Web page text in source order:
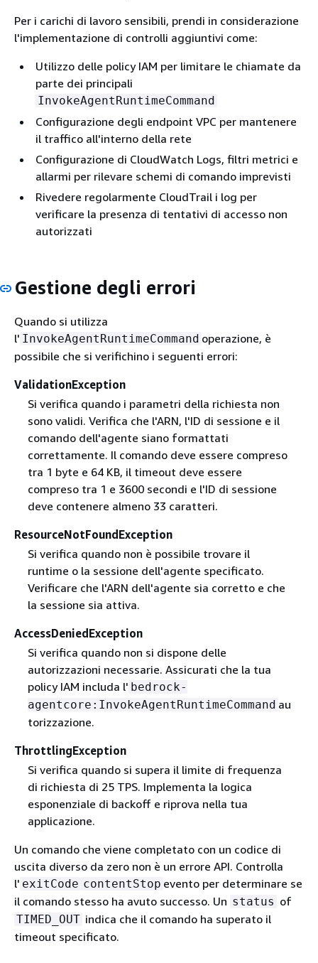
Per i carichi di lavoro sensibili, prendi in considerazione
l'implementazione di controlli aggiuntivi come:
Utilizzo delle policy IAM per limitare le chiamate da
parte dei principali
InvokeAgentRuntimeCommand
Configurazione degli endpoint VPC per mantenere
il traffico all'interno della rete
Configurazione di CloudWatch Logs, filtri metrici e
allarmi per rilevare schemi di comando imprevisti
Rivedere regolarmente CloudTrail i log per
verificare la presenza di tentativi di accesso non
autorizzati
Gestione degli errori
Quando si utilizza
l' InvokeAgentRuntimeCommand operazione, è
possibile che si verifichino i seguenti errori:
ValidationException
Si verifica quando i parametri della richiesta non
sono validi. Verifica che l'ARN, l'ID di sessione e il
comando dell'agente siano formattati
correttamente. Il comando deve essere compreso
tra 1 byte e 64 KB, il timeout deve essere
compreso tra 1 e 3600 secondi e l'ID di sessione
deve contenere almeno 33 caratteri.
ResourceNotFoundException
Si verifica quando non è possibile trovare il
runtime o la sessione dell'agente specificato.
Verificare che l'ARN dell'agente sia corretto e che
la sessione sia attiva.
AccessDeniedException
Si verifica quando non si dispone delle
autorizzazioni necessarie. Assicurati che la tua
policy IAM includa l' bedrock-
agentcore:InvokeAgentRuntimeCommand au
torizzazione.
ThrottlingException
Si verifica quando si supera il limite di frequenza
di richiesta di 25 TPS. Implementa la logica
esponenziale di backoff e riprova nella tua
applicazione.
Un comando che viene completato con un codice di
uscita diverso da zero non è un errore API. Controlla
l' exitCode contentStop evento per determinare se
il comando stesso ha avuto successo. Un status of
TIMED_OUT indica che il comando ha superato il
timeout specificato.